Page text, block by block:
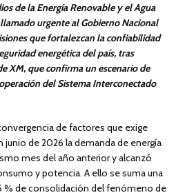
de la Energía Renovable y el Agua
urgente al Gobierno Nacional
que fortalezcan la confiabilidad
energética del país, tras
XM, que confirma un escenario de
del Sistema Interconectado
de factores que exige
junio de 2026 la demanda de energía
mes del año anterior y alcanzó
y potencia. A ello se suma una
% de consolidación del fenómeno de